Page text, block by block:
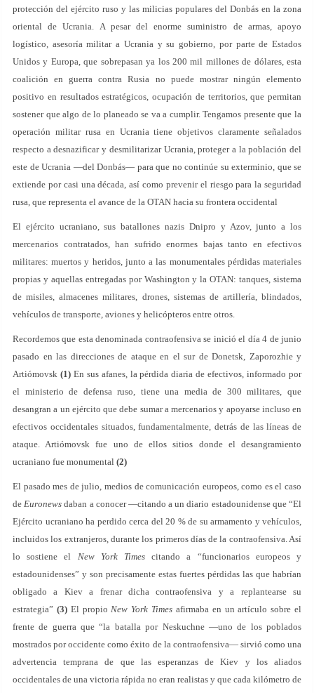
protección del ejército ruso y las milicias populares del Donbás en la zona
oriental de Ucrania. A pesar del enorme suministro de armas, apoyo
logístico, asesoría militar a Ucrania y su gobierno, por parte de Estados
Unidos y Europa, que sobrepasan ya los 200 mil millones de dólares, esta
coalición en guerra contra Rusia no puede mostrar ningún elemento
positivo en resultados estratégicos, ocupación de territorios, que permitan
sostener que algo de lo planeado se va a cumplir. Tengamos presente que la
operación militar rusa en Ucrania tiene objetivos claramente señalados
respecto a desnazificar y desmilitarizar Ucrania, proteger a la población del
este de Ucrania —del Donbás— para que no continúe su exterminio, que se
extiende por casi una década, así como prevenir el riesgo para la seguridad
rusa, que representa el avance de la OTAN hacia su frontera occidental
El ejército ucraniano, sus batallones nazis Dnipro y Azov, junto a los
mercenarios contratados, han sufrido enormes bajas tanto en efectivos
militares: muertos y heridos, junto a las monumentales pérdidas materiales
propias y aquellas entregadas por Washington y la OTAN: tanques, sistema
de misiles, almacenes militares, drones, sistemas de artillería, blindados,
vehículos de transporte, aviones y helicópteros entre otros.
Recordemos que esta denominada contraofensiva se inició el día 4 de junio
pasado en las direcciones de ataque en el sur de Donetsk, Zaporozhie y
Artiómovsk (1)En sus afanes, la pérdida diaria de efectivos, informado por
el ministerio de defensa ruso, tiene una media de 300 militares, que
desangran a un ejército que debe sumar a mercenarios y apoyarse incluso en
efectivos occidentales situados, fundamentalmente, detrás de las líneas de
ataque. Artiómovsk fue uno de ellos sitios donde el desangramiento
ucraniano fue monumental (2)
El pasado mes de julio, medios de comunicación europeos, como es el caso
deEuronewsdaban a conocer —citando a un diario estadounidense que “El
Ejército ucraniano ha perdido cerca del 20 % de su armamento y vehículos,
incluidos los extranjeros, durante los primeros días de la contraofensiva. Así
lo sostiene el New York Times citando a “funcionarios europeos y
estadounidenses” y son precisamente estas fuertes pérdidas las que habrían
obligado a Kiev a frenar dicha contraofensiva y a replantearse su
estrategia” (3)El propioNew York Times afirmaba en un artículo sobre el
frente de guerra que “la batalla por Neskuchne —uno de los poblados
mostrados por occidente como éxito de la contraofensiva— sirvió como una
advertencia temprana de que las esperanzas de Kiev y los aliados
occidentales de una victoria rápida no eran realistas y que cada kilómetro de